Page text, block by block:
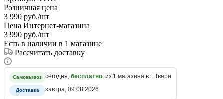
Розничная цена
3 990 руб./шт
Цена Интернет-магазина
3 990 руб./шт
Есть в наличии в 1 магазине
Рассчитать доставку
Самовывоз сегодня, бесплатно, из 1 магазина в г. Твери
Доставка завтра, 09.08.2026